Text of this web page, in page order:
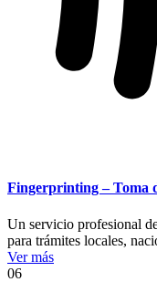
Fingerprinting – Toma
Un servicio profesional
para trámites locales,
Ver más
06